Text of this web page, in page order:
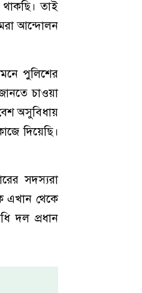
তাই
আন্দোলন
পুলিশের
চাওয়া
অসুবিধায়
দিয়েছি।
সদস্যরা
এখান থেকে
দল প্রধান